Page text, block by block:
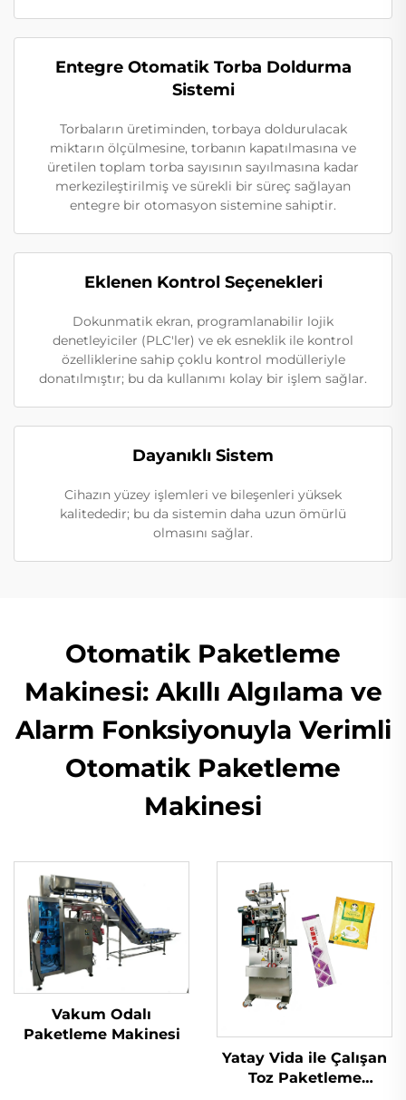
Entegre Otomatik Torba Doldurma
Sistemi
Torbaların üretiminden, torbaya doldurulacak
miktarın ölçülmesine, torbanın kapatılmasına ve
üretilen toplam torba sayısının sayılmasına kadar
merkezileştirilmiş ve sürekli bir süreç sağlayan
entegre bir otomasyon sistemine sahiptir.
Eklenen Kontrol Seçenekleri
Dokunmatik ekran, programlanabilir lojik
denetleyiciler (PLC'ler) ve ek esneklik ile kontrol
özelliklerine sahip çoklu kontrol modülleriyle
donatılmıştır; bu da kullanımı kolay bir işlem sağlar.
Dayanıklı Sistem
Cihazın yüzey işlemleri ve bileşenleri yüksek
kalitededir; bu da sistemin daha uzun ömürlü
olmasını sağlar.
Otomatik Paketleme
Makinesi: Akıllı Algılama ve
Alarm Fonksiyonuyla Verimli
Otomatik Paketleme
Makinesi
Vakum Odalı
Paketleme Makinesi
Yatay Vida ile Çalışan
Toz Paketleme